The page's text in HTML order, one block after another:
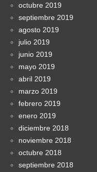
octubre 2019
septiembre 2019
agosto 2019
julio 2019
junio 2019
mayo 2019
abril 2019
marzo 2019
febrero 2019
enero 2019
diciembre 2018
noviembre 2018
octubre 2018
septiembre 2018